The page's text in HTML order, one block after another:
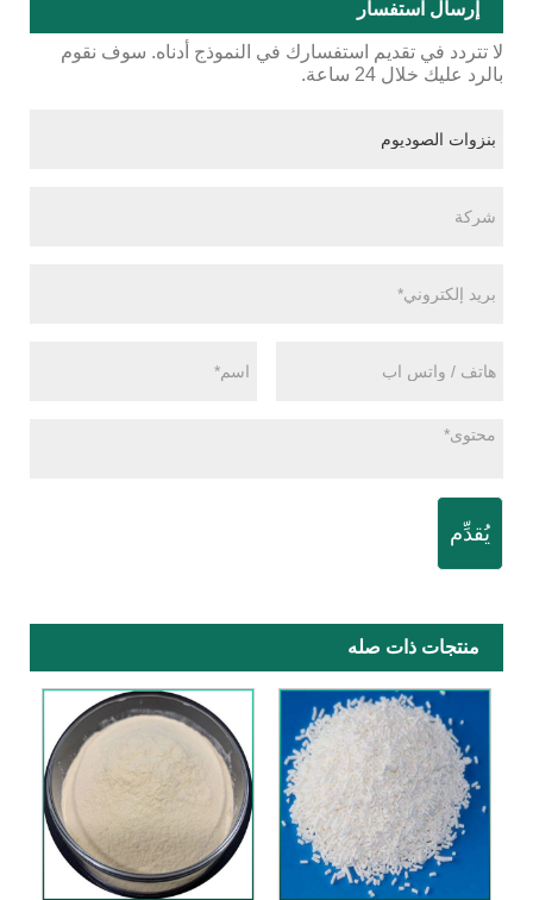
إرسال استفسار
لا تتردد في تقديم استفسارك في النموذج أدناه. سوف نقوم
بالرد عليك خلال 24 ساعة.
يُقدِّم
منتجات ذات صله